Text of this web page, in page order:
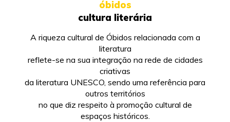
óbidos
cultura literária
A riqueza cultural de Óbidos relacionada com a
literatura
reflete-se na sua integração na rede de cidades
criativas
da literatura UNESCO, sendo uma referência para
outros territórios
no que diz respeito à promoção cultural de
espaços históricos.